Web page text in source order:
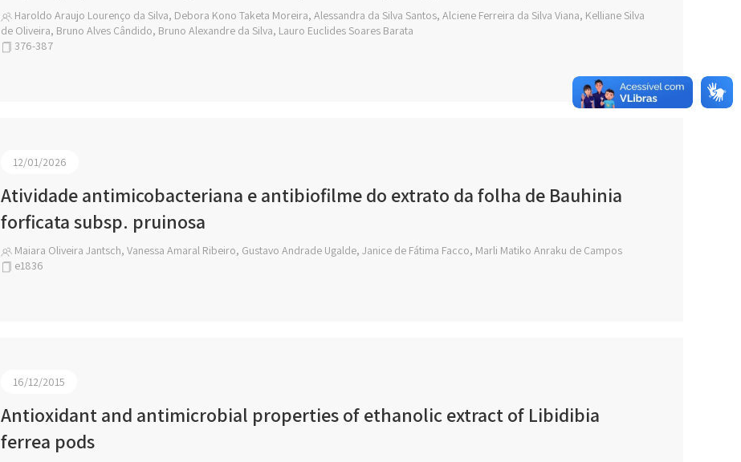
Haroldo Araujo Lourenço da Silva, Debora Kono Taketa Moreira, Alessandra da Silva Santos, Alciene Ferreira da Silva Viana, Kelliane Silva
de Oliveira, Bruno Alves Cândido, Bruno Alexandre da Silva, Lauro Euclides Soares Barata
376-387
12/01/2026
Atividade antimicobacteriana e antibiofilme do extrato da folha de Bauhinia
forficata subsp. pruinosa
Maiara Oliveira Jantsch, Vanessa Amaral Ribeiro, Gustavo Andrade Ugalde, Janice de Fátima Facco, Marli Matiko Anraku de Campos
e1836
16/12/2015
Antioxidant and antimicrobial properties of ethanolic extract of Libidibia
ferrea pods